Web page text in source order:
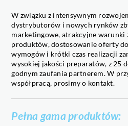
W związku z intensywnym
dystrybutorów i nowych rynków
marketingowe, atrakcyjne warunki
produktów, dostosowanie oferty
wymogów i krótki czas realizacji
wysokiej jakości preparatów, z 25
godnym zaufania partnerem. W
współpracą, prosimy o kontakt.
Pełna gama produktów: